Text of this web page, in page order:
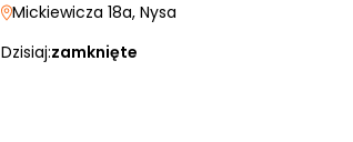
Mickiewicza 18a, Nysa
Dzisiaj:zamknięte